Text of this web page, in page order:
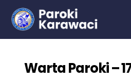
content
Warta Paroki –